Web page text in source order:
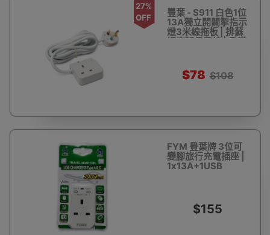
27%
OFF
豐葉 - S911 白色1位
13A獨立開關掣指示
燈3米線拖板 | 排蘇
插座延長電線 | 香港
$78 $108
FYM 豊葉牌 3位可
變腳旅行充電插座 |
1x13A+1USB
$155